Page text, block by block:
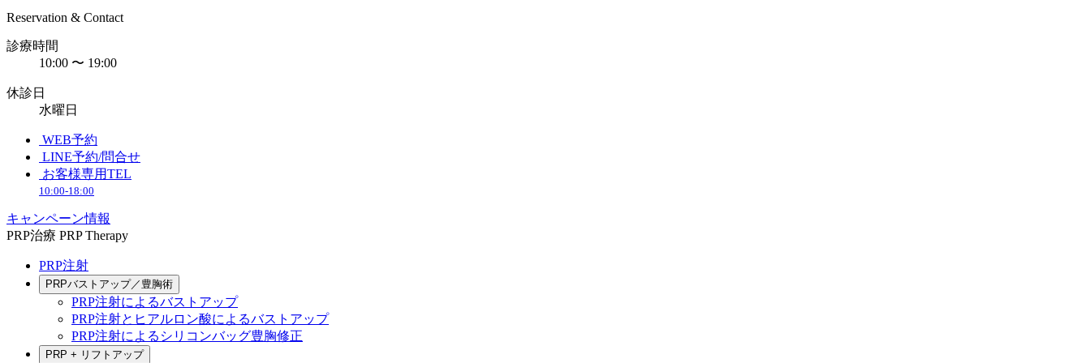
Reservation & Contact
診療時間
10:00 〜 19:00
休診日
水曜日
WEB予約
LINE予約/問合せ
お客様専用TEL
10:00-18:00
キャンペーン情報
PRP治療 PRP Therapy
PRP注射
PRPバストアップ／豊胸術
PRP注射によるバストアップ
PRP注射とヒアルロン酸によるバストアップ
PRP注射によるシリコンバッグ豊胸修正
PRP + リフトアップ